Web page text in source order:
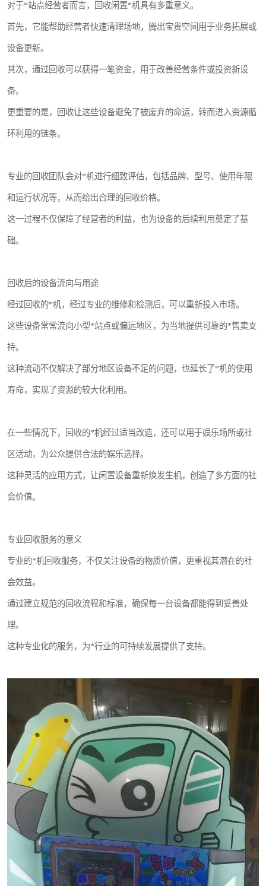
对于*站点经营者而言，回收闲置*机具有多重意义。
首先，它能帮助经营者快速清理场地，腾出宝贵空间用于业务拓展或
设备更新。
其次，通过回收可以获得一笔资金，用于改善经营条件或投资新设
备。
更重要的是，回收让这些设备避免了被废弃的命运，转而进入资源循
环利用的链条。
专业的回收团队会对*机进行细致评估，包括品牌、型号、使用年限
和运行状况等，从而给出合理的回收价格。
这一过程不仅保障了经营者的利益，也为设备的后续利用奠定了基
础。
回收后的设备流向与用途
经过回收的*机，经过专业的维修和检测后，可以重新投入市场。
这些设备常常流向小型*站点或偏远地区，为当地提供可靠的*售卖支
持。
这种流动不仅解决了部分地区设备不足的问题，也延长了*机的使用
寿命，实现了资源的较大化利用。
在一些情况下，回收的*机经过适当改造，还可以用于娱乐场所或社
区活动，为公众提供合法的娱乐选择。
这种灵活的应用方式，让闲置设备重新焕发生机，创造了多方面的社
会价值。
专业回收服务的意义
专业的*机回收服务，不仅关注设备的物质价值，更重视其潜在的社
会效益。
通过建立规范的回收流程和标准，确保每一台设备都能得到妥善处
理。
这种专业化的服务，为*行业的可持续发展提供了支持。